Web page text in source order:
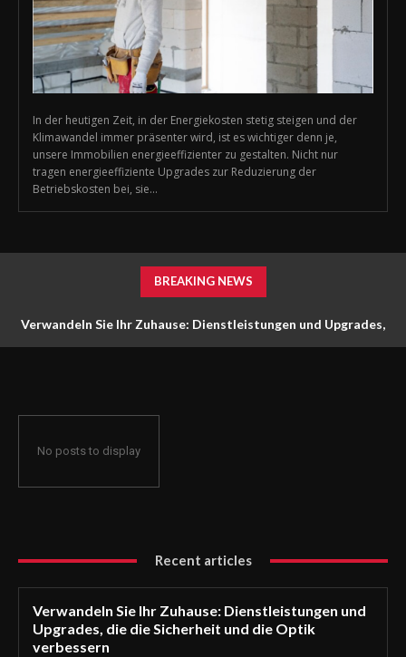
In der heutigen Zeit, in der Energiekosten stetig steigen und der
Klimawandel immer präsenter wird, ist es wichtiger denn je,
unsere Immobilien energieeffizienter zu gestalten. Nicht nur
tragen energieeffiziente Upgrades zur Reduzierung der
Betriebskosten bei, sie...
BREAKING NEWS
Verwandeln Sie Ihr Zuhause: Dienstleistungen und Upgrades,
No posts to display
Recent articles
Verwandeln Sie Ihr Zuhause: Dienstleistungen und
Upgrades, die die Sicherheit und die Optik
verbessern